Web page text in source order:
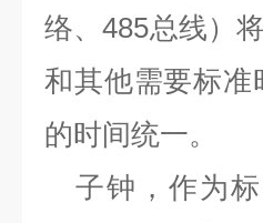
络、485总线）
和其他需要标
的时间统一。
子钟，作为